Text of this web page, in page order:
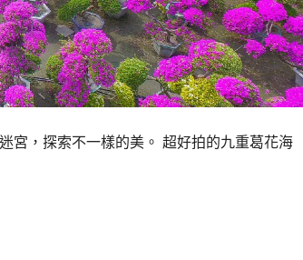
宮，探索不一樣的美。 超好拍的九重葛花海